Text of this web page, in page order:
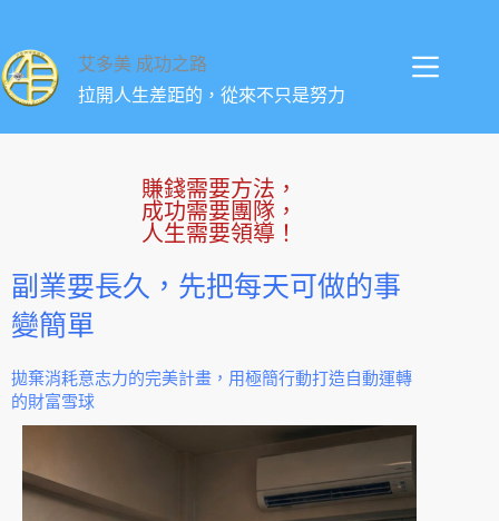
艾多美 成功之路
拉開人生差距的，從來不只是努力
賺錢需要方法，
成功需要團隊，
人生需要領導！
副業要長久，先把每天可做的事
變簡單
拋棄消耗意志力的完美計畫，用極簡行動打造自動運轉
的財富雪球